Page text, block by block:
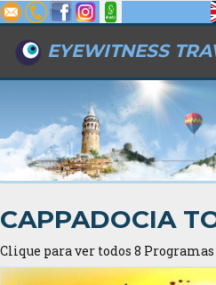
EYEWITNESS
CAPPADOCIA
Clique para ver todos 8 Programas